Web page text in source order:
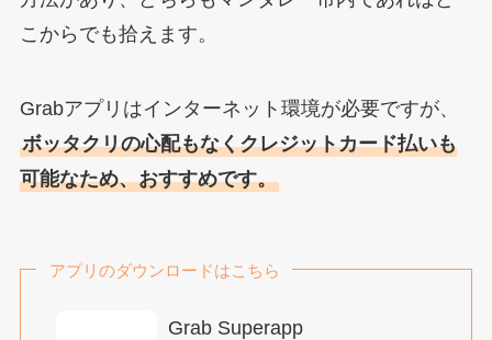
こからでも拾えます。
Grabアプリはインターネット環境が必要ですが、
ボッタクリの心配もなくクレジットカード払いも
可能なため、おすすめです。
アプリのダウンロードはこちら
Grab Superapp